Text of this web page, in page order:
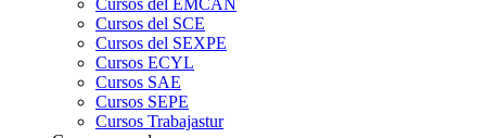
Cursos del EMCAN
Cursos del SCE
Cursos del SEXPE
Cursos ECYL
Cursos SAE
Cursos SEPE
Cursos Trabajastur